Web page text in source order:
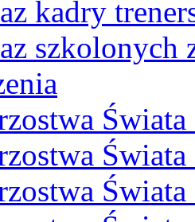
kadry
szkolonych